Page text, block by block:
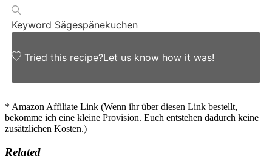
Keyword Sägespänekuchen
Tried this recipe?Let us know how it was!
* Amazon Affiliate Link (Wenn ihr über diesen Link bestellt,
bekomme ich eine kleine Provision. Euch entstehen dadurch keine
zusätzlichen Kosten.)
Related